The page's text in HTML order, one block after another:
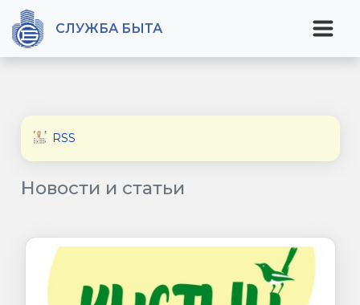
СЛУЖБА БЫТА
RSS
Новости и статьи